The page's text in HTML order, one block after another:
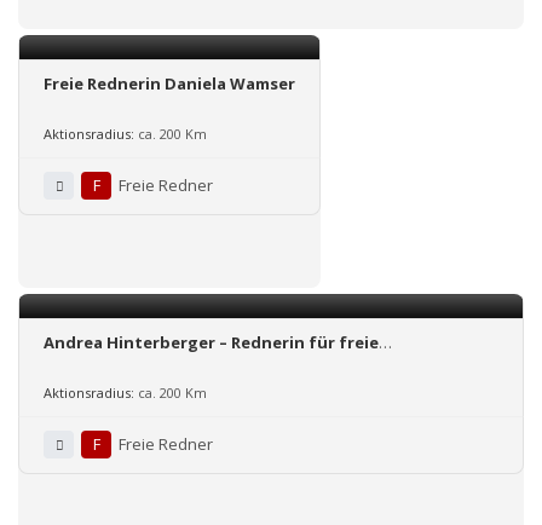
Freie Rednerin Daniela Wamser
Aktionsradius: ca. 200 Km
F Freie Redner
Andrea Hinterberger – Rednerin für freie
Aktionsradius: ca. 200 Km
F Freie Redner